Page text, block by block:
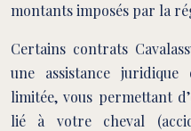
montants imposés par la
Certains contrats
une assistance
limitée, vous permettant
lié à votre cheval